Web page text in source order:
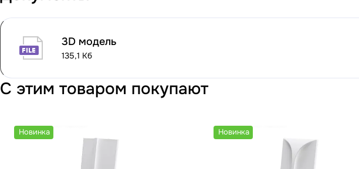
3D модель
135,1 Кб
С этим товаром покупают
Новинка Новинка